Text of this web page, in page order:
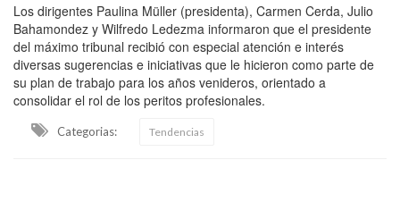
Los dirigentes Paulina Müller (presidenta), Carmen Cerda, Julio
Bahamondez y Wilfredo Ledezma informaron que el presidente
del máximo tribunal recibió con especial atención e interés
diversas sugerencias e iniciativas que le hicieron como parte de
su plan de trabajo para los años venideros, orientado a
consolidar el rol de los peritos profesionales.
Categorias: Tendencias